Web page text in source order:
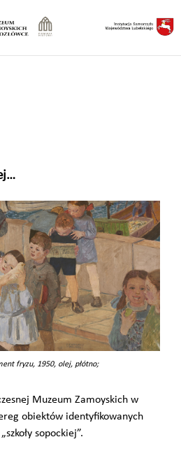
fryzu, 1950, olej, płótno;
Muzeum Zamoyskich w
obiektów identyfikowanych
sopockiej”.